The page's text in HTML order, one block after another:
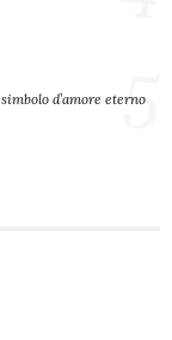
d’amore eterno
5